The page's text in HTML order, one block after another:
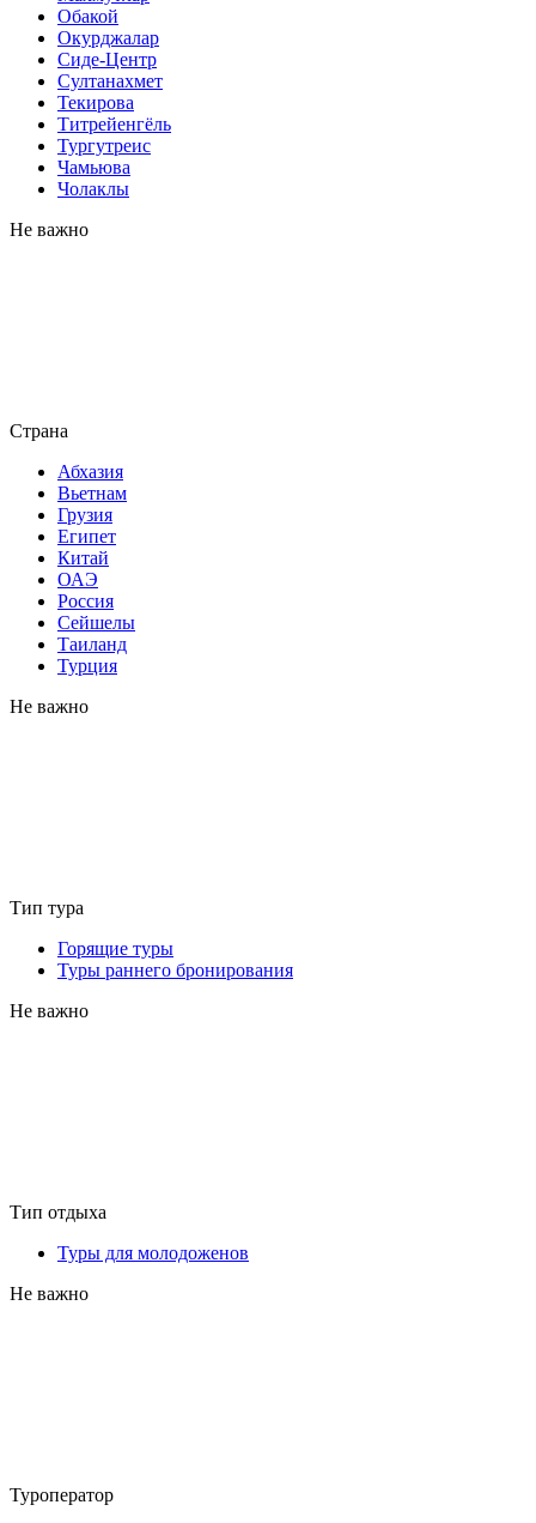
Обакой
Окурджалар
Сиде-Центр
Султанахмет
Текирова
Титрейенгёль
Тургутреис
Чамьюва
Чолаклы
Не важно
Страна
Абхазия
Вьетнам
Грузия
Египет
Китай
ОАЭ
Россия
Сейшелы
Таиланд
Турция
Не важно
Тип тура
Горящие туры
Туры раннего бронирования
Не важно
Тип отдыха
Туры для молодоженов
Не важно
Туроператор